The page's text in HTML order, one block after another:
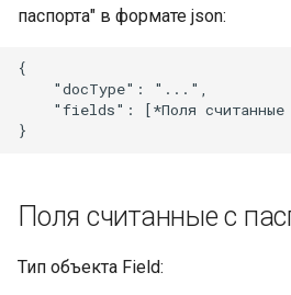
паспорта" в формате json:
{
    "docType": "...",
"fields": [*Поля считанные
Поля считанные с
Тип объекта Field: